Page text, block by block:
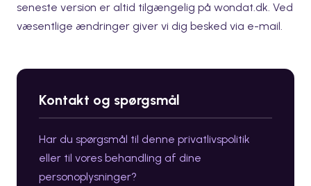
seneste version er altid tilgængelig på wondat.dk. Ved
væsentlige ændringer giver vi dig besked via e-mail.
Kontakt og spørgsmål
Har du spørgsmål til denne privatlivspolitik
eller til vores behandling af dine
personoplysninger?